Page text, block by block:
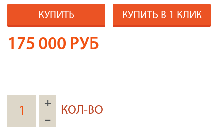
КУПИТЬ КУПИТЬ В 1 КЛИК
175 000 РУБ
+
–
КОЛ-ВО